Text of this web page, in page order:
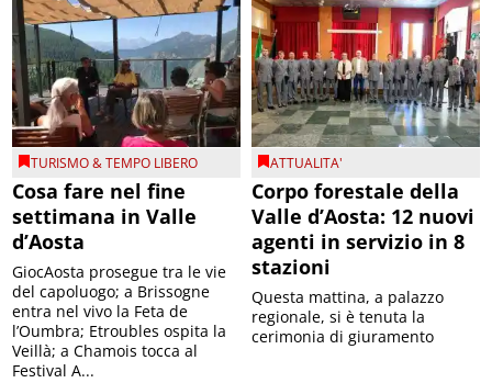
TURISMO & TEMPO LIBERO
Cosa fare nel fine
settimana in Valle
d’Aosta
GiocAosta prosegue tra le vie
del capoluogo; a Brissogne
entra nel vivo la Feta de
l’Oumbra; Etroubles ospita la
Veillà; a Chamois tocca al
Festival A...
ATTUALITA'
Corpo forestale della
Valle d’Aosta: 12 nuovi
agenti in servizio in 8
stazioni
Questa mattina, a palazzo
regionale, si è tenuta la
cerimonia di giuramento